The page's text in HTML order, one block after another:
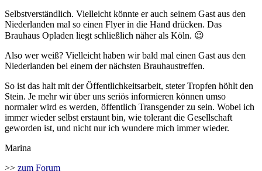
Selbstverständlich. Vielleicht könnte er auch seinem Gast aus den
Niederlanden mal so einen Flyer in die Hand drücken. Das
Brauhaus Opladen liegt schließlich näher als Köln. 😉
Also wer weiß? Vielleicht haben wir bald mal einen Gast aus den
Niederlanden bei einem der nächsten Brauhaustreffen.
So ist das halt mit der Öffentlichkeitsarbeit, steter Tropfen höhlt den
Stein. Je mehr wir über uns seriös informieren können umso
normaler wird es werden, öffentlich Transgender zu sein. Wobei ich
immer wieder selbst erstaunt bin, wie tolerant die Gesellschaft
geworden ist, und nicht nur ich wundere mich immer wieder.
Marina
>> zum Forum